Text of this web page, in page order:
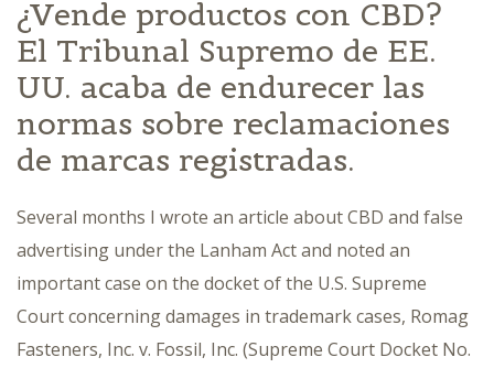
¿Vende productos con CBD?
El Tribunal Supremo de EE.
UU. acaba de endurecer las
normas sobre reclamaciones
de marcas registradas.
Several months I wrote an article about CBD and false
advertising under the Lanham Act and noted an
important case on the docket of the U.S. Supreme
Court concerning damages in trademark cases, Romag
Fasteners, Inc. v. Fossil, Inc. (Supreme Court Docket No.